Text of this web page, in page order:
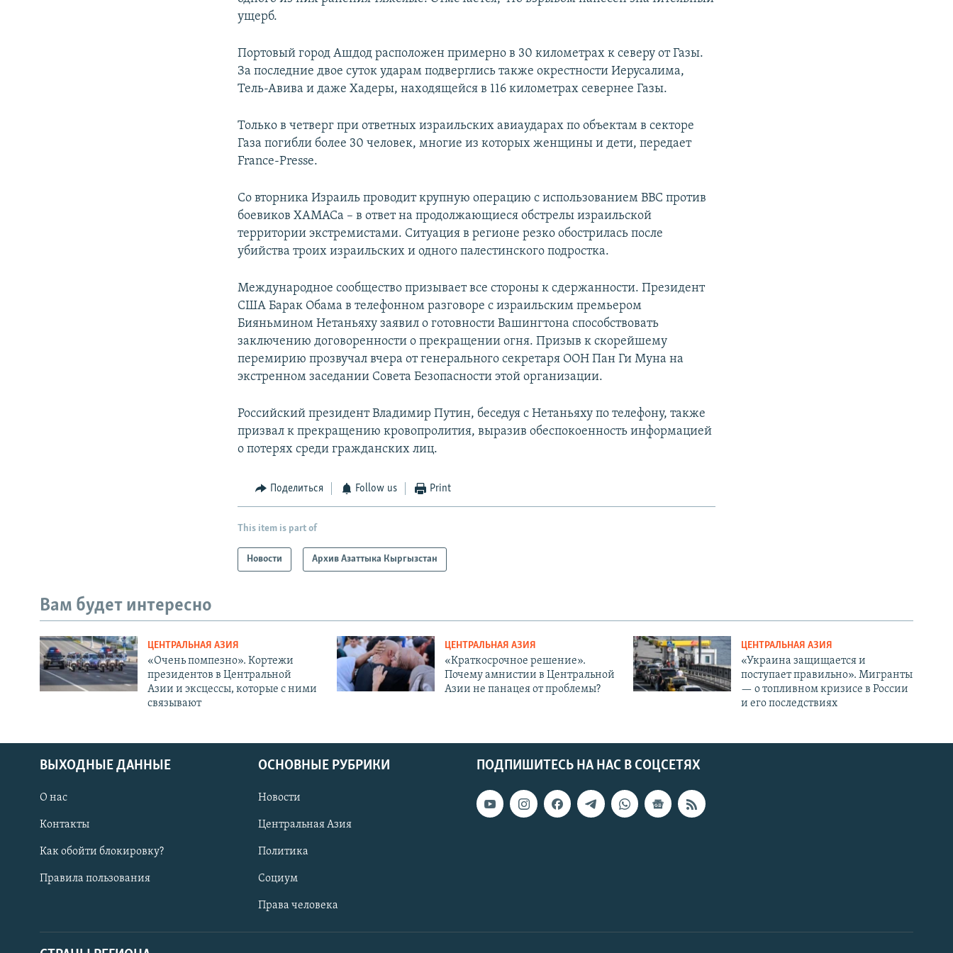
ущерб.
Портовый город Ашдод расположен примерно в 30 километрах к северу от Газы.
За последние двое суток ударам подверглись также окрестности Иерусалима,
Тель-Авива и даже Хадеры, находящейся в 116 километрах севернее Газы.
Только в четверг при ответных израильских авиаударах по объектам в секторе
Газа погибли более 30 человек, многие из которых женщины и дети, передает
France-Presse.
Со вторника Израиль проводит крупную операцию с использованием ВВС против
боевиков ХАМАСа – в ответ на продолжающиеся обстрелы израильской
территории экстремистами. Ситуация в регионе резко обострилась после
убийства троих израильских и одного палестинского подростка.
Международное сообщество призывает все стороны к сдержанности. Президент
США Барак Обама в телефонном разговоре с израильским премьером
Бияньмином Нетаньяху заявил о готовности Вашингтона способствовать
заключению договоренности о прекращении огня. Призыв к скорейшему
перемирию прозвучал вчера от генерального секретаря ООН Пан Ги Муна на
экстренном заседании Совета Безопасности этой организации.
Российский президент Владимир Путин, беседуя с Нетаньяху по телефону, также
призвал к прекращению кровопролития, выразив обеспокоенность информацией
о потерях среди гражданских лиц.
Поделиться Follow us Print
This item is part of
Новости Архив Азаттыка Кыргызстан
Вам будет интересно
ЦЕНТРАЛЬНАЯ АЗИЯ
«Очень помпезно». Кортежи
президентов в Центральной
Азии и эксцессы, которые с ними
связывают
ЦЕНТРАЛЬНАЯ АЗИЯ
«Краткосрочное решение».
Почему амнистии в Центральной
Азии не панацея от проблемы?
ЦЕНТРАЛЬНАЯ АЗИЯ
«Украина защищается и
поступает правильно». Мигранты
— о топливном кризисе в России
и его последствиях
ПОДПИШИТЕСЬ НА НАС В СОЦСЕТЯХ
ВЫХОДНЫЕ ДАННЫЕ
О нас
Контакты
Как обойти блокировку?
Правила пользования
ОСНОВНЫЕ РУБРИКИ
Новости
Центральная Азия
Политика
Социум
Права человека